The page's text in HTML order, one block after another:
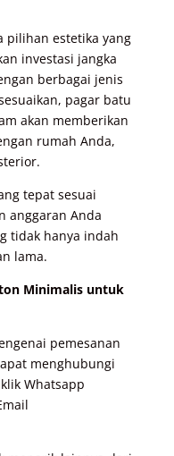
pilihan estetika yang
investasi jangka
berbagai jenis
pagar batu
akan memberikan
rumah Anda,
tepat sesuai
anggaran Anda
tidak hanya indah
lama.
Minimalis untuk
pemesanan
menghubungi
Whatsapp